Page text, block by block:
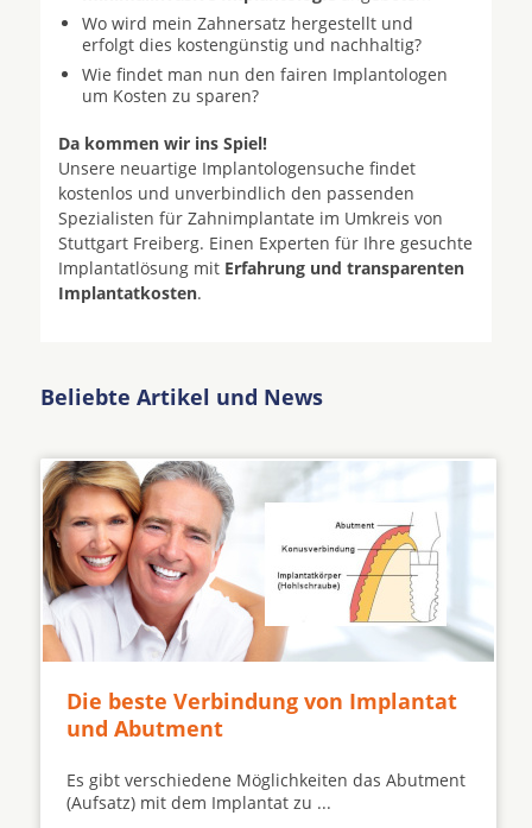
Wo wird mein Zahnersatz hergestellt und
erfolgt dies kostengünstig und nachhaltig?
Wie findet man nun den fairen Implantologen
um Kosten zu sparen?
Da kommen wir ins Spiel!
Unsere neuartige Implantologensuche findet
kostenlos und unverbindlich den passenden
Spezialisten für Zahnimplantate im Umkreis von
Stuttgart Freiberg. Einen Experten für Ihre gesuchte
Implantatlösung mit Erfahrung und transparenten
Implantatkosten.
Beliebte Artikel und News
Die beste Verbindung von Implantat
und Abutment
Es gibt verschiedene Möglichkeiten das Abutment
(Aufsatz) mit dem Implantat zu ...